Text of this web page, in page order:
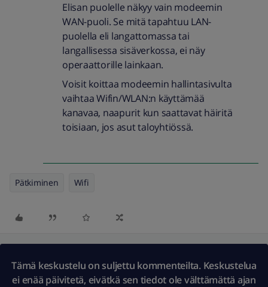
Elisan puolelle näkyy vain modeemin
WAN-puoli. Se mitä tapahtuu LAN-
puolella eli langattomassa tai
langallisessa sisäverkossa, ei näy
operaattorille lainkaan.
Voisit koittaa modeemin hallintasivulta
vaihtaa Wifin/WLAN:n käyttämää
kanavaa, naapurit kun saattavat häiritä
toisiaan, jos asut taloyhtiössä.
Pätkiminen Wifi
Tämä keskustelu on suljettu kommenteilta. Keskustelua
ei enää päivitetä, eivätkä sen tiedot ole välttämättä ajan